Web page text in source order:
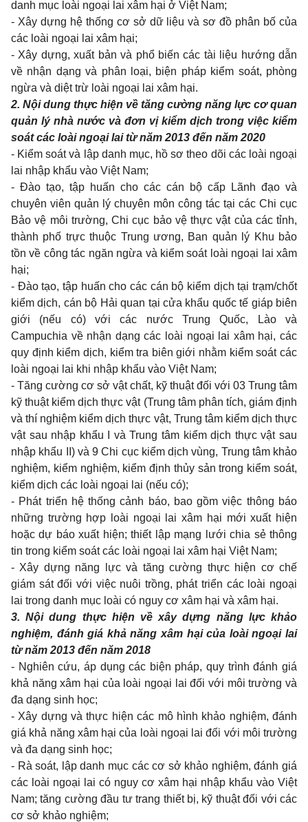
danh mục loài ngoại lai xâm hại ở Việt Nam;
- Xây dựng hệ thống cơ sở dữ liệu và sơ đồ phân bố của
các loài ngoại lai xâm hại;
- Xây dựng, xuất bản và phổ biến các tài liệu hướng dẫn
về nhận dạng và phân loại, biện pháp kiểm soát, phòng
ngừa và diệt trừ loài ngoại lai xâm hại.
2. Nội dung thực hiện về tăng cường năng lực cơ quan
quản lý nhà nước và đơn vị kiểm dịch trong việc kiểm
soát các loài ngoại lai từ năm 2013 đến năm 2020
- Kiểm soát và lập danh mục, hồ sơ theo dõi các loài ngoại
lai nhập khẩu vào Việt Nam;
- Đào tạo, tập huấn cho các cán bộ cấp Lãnh đạo và
chuyên viên quản lý chuyên môn công tác tại các Chi cục
Bảo vệ môi trường, Chi cục bảo vệ thực vật của các tỉnh,
thành phố trực thuộc Trung ương, Ban quản lý Khu bảo
tồn về công tác ngăn ngừa và kiểm soát loài ngoại lai xâm
hại;
- Đào tạo, tập huấn cho các cán bộ kiểm dịch tại trạm/chốt
kiểm dịch, cán bộ Hải quan tại cửa khẩu quốc tế giáp biên
giới (nếu có) với các nước Trung Quốc, Lào và
Campuchia về nhận dạng các loài ngoại lai xâm hại, các
quy định kiểm dịch, kiểm tra biên giới nhằm kiểm soát các
loài ngoại lai khi nhập khẩu vào Việt Nam;
- Tăng cường cơ sở vật chất, kỹ thuật đối với 03 Trung tâm
kỹ thuật kiểm dịch thực vật (Trung tâm phân tích, giám định
và thí nghiệm kiểm dịch thực vật, Trung tâm kiểm dịch thực
vật sau nhập khẩu I và Trung tâm kiểm dịch thực vật sau
nhập khẩu II) và 9 Chi cục kiểm dịch vùng, Trung tâm khảo
nghiệm, kiểm nghiệm, kiểm định thủy sản trong kiểm soát,
kiểm dịch các loài ngoại lai (nếu có);
- Phát triển hệ thống cảnh báo, bao gồm việc thông báo
những trường hợp loài ngoại lai xâm hại mới xuất hiện
hoặc dự báo xuất hiện; thiết lập mạng lưới chia sẻ thông
tin trong kiểm soát các loài ngoại lai xâm hại Việt Nam;
- Xây dựng năng lực và tăng cường thực hiện cơ chế
giám sát đối với việc nuôi trồng, phát triển các loài ngoại
lai trong danh mục loài có nguy cơ xâm hại và xâm hại.
3. Nội dung thực hiện về xây dựng năng lực khảo
nghiệm, đánh giá khả năng xâm hại của loài ngoại lai
từ năm 2013 đến năm 2018
- Nghiên cứu, áp dụng các biện pháp, quy trình đánh giá
khả năng xâm hại của loài ngoại lai đối với môi trường và
đa dạng sinh học;
- Xây dựng và thực hiện các mô hình khảo nghiệm, đánh
giá khả năng xâm hại của loài ngoại lai đối với môi trường
và đa dạng sinh học;
- Rà soát, lập danh mục các cơ sở khảo nghiệm, đánh giá
các loài ngoại lai có nguy cơ xâm hại nhập khẩu vào Việt
Nam; tăng cường đầu tư trang thiết bị, kỹ thuật đối với các
cơ sở khảo nghiệm;